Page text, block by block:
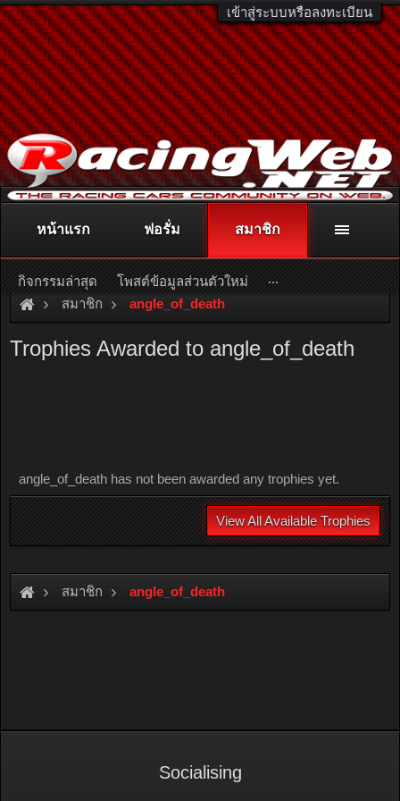
เข้าสู่ระบบหรือลงทะเบียน
ติดต่อลงโฆษณา racingweb@gmail.comหรือโทร. 081-811-1138
หรืออ่านรายละเอียดเพิ่มเติม คลิกที่นี่
สมาชิก angle_of_death
Trophies Awarded to angle_of_death
angle_of_death has not been awarded any trophies yet.
View All Available Trophies
สมาชิก angle_of_death
หน้าแรก ฟอรั่ม สมาชิก
กิจกรรมล่าสุด โพสต์ข้อมูลส่วนตัวใหม่ ...
Socialising